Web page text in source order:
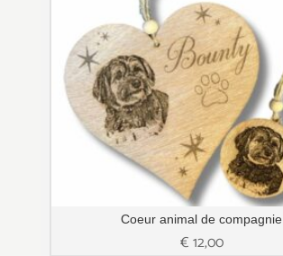
Coeur animal de compagnie
€12,00